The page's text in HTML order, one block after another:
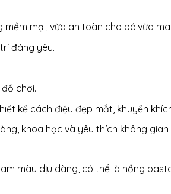
mại, vừa an toàn cho bé vừa
đáng yêu.
chơi.
kế cách điệu đẹp mắt, khuyến
khoa học và yêu thích không gian
màu dịu dàng, có thể là hồng